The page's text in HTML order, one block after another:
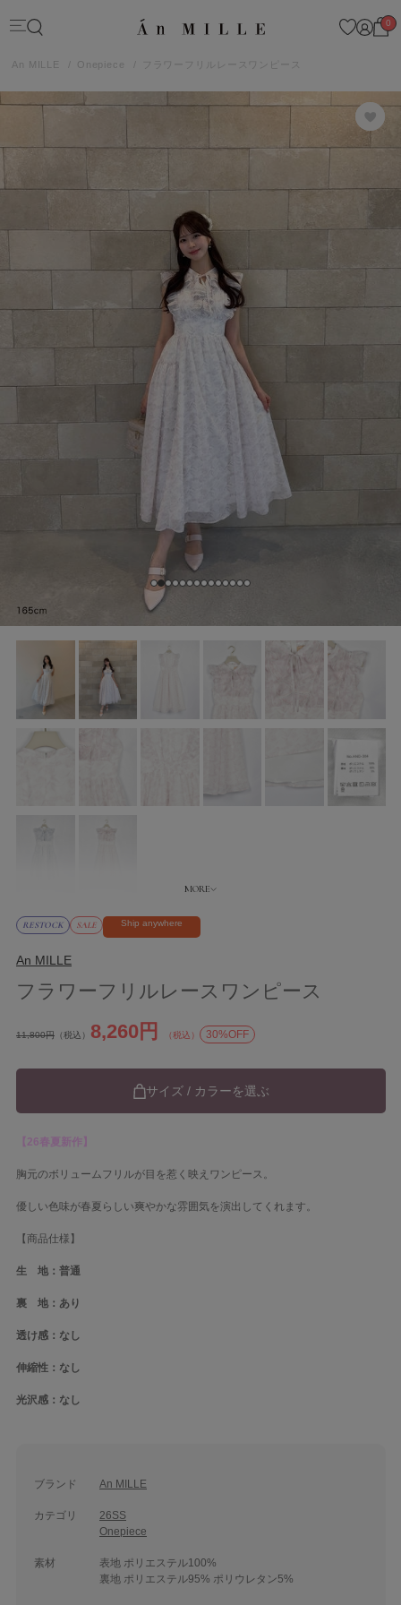
0
An MILLE Onepiece フラワーフリルレースワンピース
RESTOCK SALE Ship anywhere
An MILLE
フラワーフリルレースワンピース
11,800円 （税込） 8,260円 （税込） 30%OFF
サイズ / カラーを選ぶ
【26春夏新作】
胸元のボリュームフリルが目を惹く映えワンピース。
優しい色味が春夏らしい爽やかな雰囲気を演出してくれます。
【商品仕様】
生 地：普通
裏 地：あり
透け感：なし
伸縮性：なし
光沢感：なし
ブランド An MILLE
カテゴリ
26SS
Onepiece
素材
表地 ポリエステル100%
裏地 ポリエステル95% ポリウレタン5%